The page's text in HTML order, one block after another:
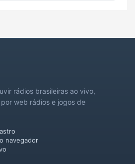
rádios brasileiras ao vivo,
web rádios e jogos de
navegador